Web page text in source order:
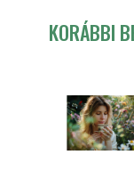
KORÁBBI